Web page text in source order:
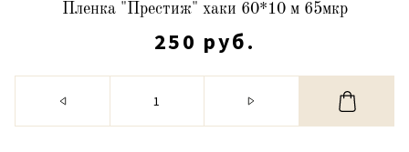
Пленка "Престиж" хаки 60*10 м 65мкр
250 руб.